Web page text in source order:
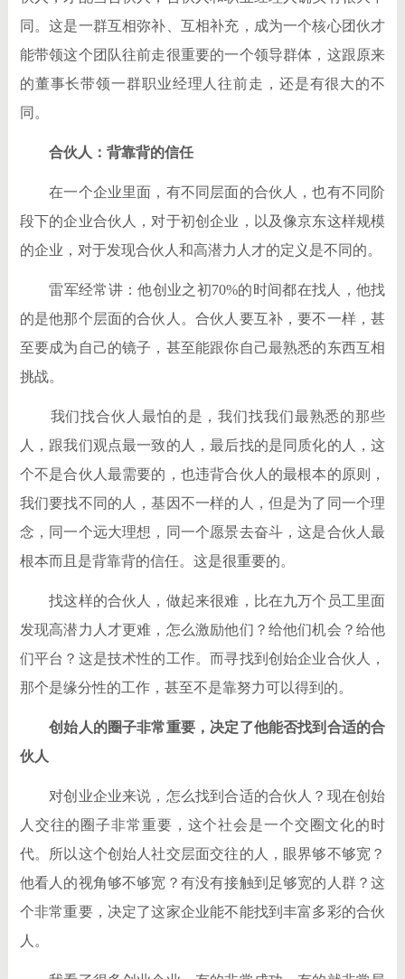
同。这是一群互相弥补、互相补充，成为一个核心团伙才
能带领这个团队往前走很重要的一个领导群体，这跟原来
的董事长带领一群职业经理人往前走，还是有很大的不
同。
合伙人：背靠背的信任
在一个企业里面，有不同层面的合伙人，也有不同阶
段下的企业合伙人，对于初创企业，以及像京东这样规模
的企业，对于发现合伙人和高潜力人才的定义是不同的。
雷军经常讲：他创业之初70%的时间都在找人，他找
的是他那个层面的合伙人。合伙人要互补，要不一样，甚
至要成为自己的镜子，甚至能跟你自己最熟悉的东西互相
挑战。
我们找合伙人最怕的是，我们找我们最熟悉的那些
人，跟我们观点最一致的人，最后找的是同质化的人，这
个不是合伙人最需要的，也违背合伙人的最根本的原则，
我们要找不同的人，基因不一样的人，但是为了同一个理
念，同一个远大理想，同一个愿景去奋斗，这是合伙人最
根本而且是背靠背的信任。这是很重要的。
找这样的合伙人，做起来很难，比在九万个员工里面
发现高潜力人才更难，怎么激励他们？给他们机会？给他
们平台？这是技术性的工作。而寻找到创始企业合伙人，
那个是缘分性的工作，甚至不是靠努力可以得到的。
创始人的圈子非常重要，决定了他能否找到合适的合
伙人
对创业企业来说，怎么找到合适的合伙人？现在创始
人交往的圈子非常重要，这个社会是一个交圈文化的时
代。所以这个创始人社交层面交往的人，眼界够不够宽？
他看人的视角够不够宽？有没有接触到足够宽的人群？这
个非常重要，决定了这家企业能不能找到丰富多彩的合伙
人。